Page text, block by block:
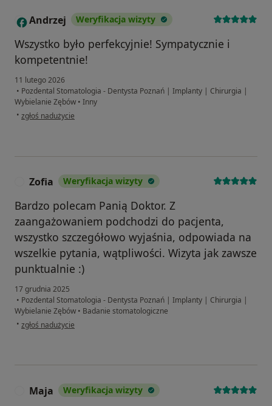
A Andrzej Weryfikacja wizyty
Wszystko było perfekcyjnie! Sympatycznie i
kompetentnie!
11 lutego 2026
• Pozdental Stomatologia - Dentysta Poznań | Implanty | Chirurgia |
Wybielanie Zębów • Inny
• w opinii użytkownika Andrzej
zgłoś nadużycie
Zofia Weryfikacja wizyty
Bardzo polecam Panią Doktor. Z
zaangażowaniem podchodzi do pacjenta,
wszystko szczegółowo wyjaśnia, odpowiada na
wszelkie pytania, wątpliwości. Wizyta jak zawsze
punktualnie :)
17 grudnia 2025
• Pozdental Stomatologia - Dentysta Poznań | Implanty | Chirurgia |
Wybielanie Zębów • Badanie stomatologiczne
• w opinii użytkownika Zofia
zgłoś nadużycie
Maja Weryfikacja wizyty